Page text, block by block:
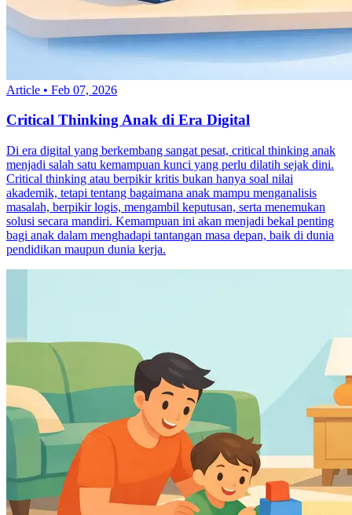
Article • Feb 07, 2026
Critical Thinking Anak di Era Digital
Di era digital yang berkembang sangat pesat, critical thinking anak
menjadi salah satu kemampuan kunci yang perlu dilatih sejak dini.
Critical thinking atau berpikir kritis bukan hanya soal nilai
akademik, tetapi tentang bagaimana anak mampu menganalisis
masalah, berpikir logis, mengambil keputusan, serta menemukan
solusi secara mandiri. Kemampuan ini akan menjadi bekal penting
bagi anak dalam menghadapi tantangan masa depan, baik di dunia
pendidikan maupun dunia kerja.